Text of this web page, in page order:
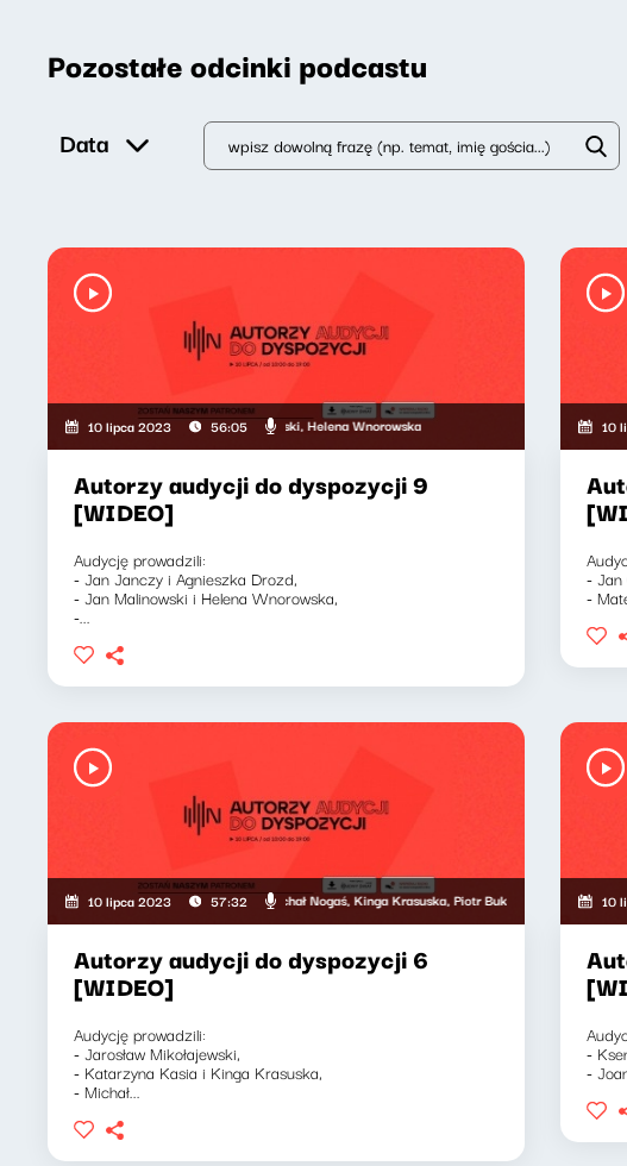
Pozostałe odcinki podcastu
Data
10 lipca 2023 56:05
Beata Grabarczyk, Jan Malinowski, Helena Wnorowska
Autorzy audycji do dyspozycji 9
[WIDEO]
Audycję prowadzili:
- Jan Janczy i Agnieszka Drozd,
- Jan Malinowski i Helena Wnorowska,
-...
10
Mateusz
- Jan
-
10 lipca 2023 57:32
Kasia, Jarosław Mikołajewski, Michał Nogaś, Kinga Krasuska, Piotr Bukartyk, Krzysztof Kawałko
Autorzy audycji do dyspozycji 6
[WIDEO]
Audycję prowadzili:
- Jarosław Mikołajewski,
- Katarzyna Kasia i Kinga Krasuska,
- Michał...
10
Ksenia Maćczak,
-
-